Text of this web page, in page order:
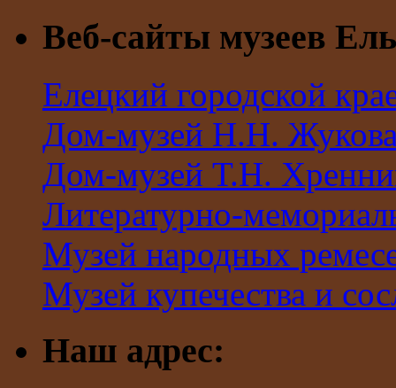
Веб-сайты музеев
Елецкий городской
Дом-музей Н.Н.
Дом-музей Т.Н.
Литературно-
Музей народных
Музей купечества и
Наш адрес: